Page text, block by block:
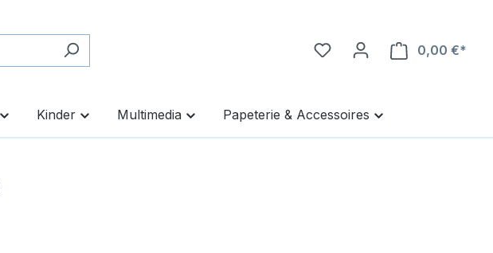
0,00 €*
Kinder Multimedia Papeterie & Accessoires